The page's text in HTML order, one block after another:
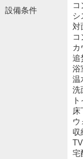
設備条件
コ
シ
対
コ
カ
追
浴
温
洗
床
ウ
収
宅